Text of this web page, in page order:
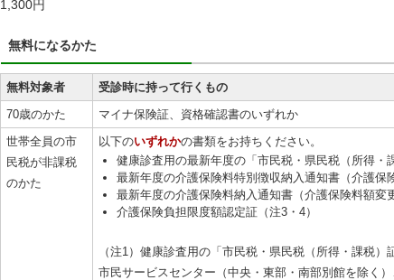
1,300円
無料になるかた
無料対象者
受診時に持って行くもの
70歳のかた
マイナ保険証、資格確認書のいずれか
世帯全員の市
民税が非課税
のかた
以下のいずれかの書類をお持ちください。
健康診査用の最新年度の「市民税・県民税（所得・
最新年度の介護保険料特別徴収納入通知書（介護保
最新年度の介護保険料納入通知書（介護保険料額変
介護保険負担限度額認定証（注3・4）
（注1）健康診査用の「市民税・県民税（所得・課税
市民サービスセンター（中央・東部・南部別館を除く